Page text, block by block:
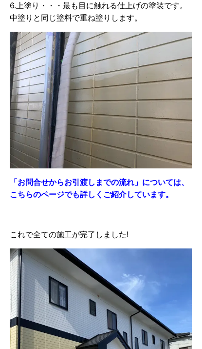
6.上塗り・・・最も目に触れる仕上げの塗装です。
中塗りと同じ塗料で重ね塗りします。
「お問合せからお引渡しまでの流れ」については、
こちらのページでも詳しくご紹介しています。
これで全ての施工が完了しました!